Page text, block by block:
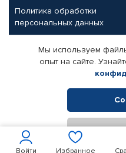
Войти Избранное
Политика обработки
персональных данных
Партнерам
Корпоративным клиентам
Поставщикам
© КАМАЗ ЦЕНТР ДОНЕЦК, 2015-
Интернет-магазин
Мы используем
опыт на сайте.